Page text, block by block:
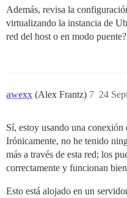
Además, revisa la
virtualizando la instancia de
red del host o en modo
awexx (Alex Frantz) 24
7
Sí, estoy usando una
Irónicamente, no he tenido
más a través de esta red; los
correctamente y funcionan
Esto está alojado en un